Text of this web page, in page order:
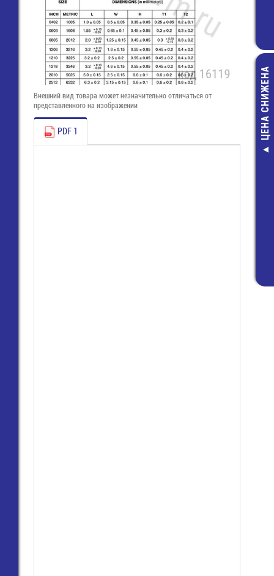
ЦЕНА СНИЖЕНА
Внешний вид товара может незначительно отличаться от
представленного на изображении
PDF 1